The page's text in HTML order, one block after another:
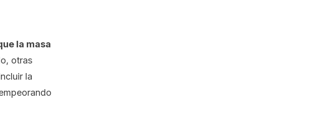
la masa
otras
la